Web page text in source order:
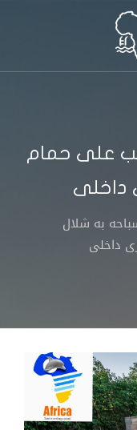
على حمام
داخلى
به شلال
داخلى